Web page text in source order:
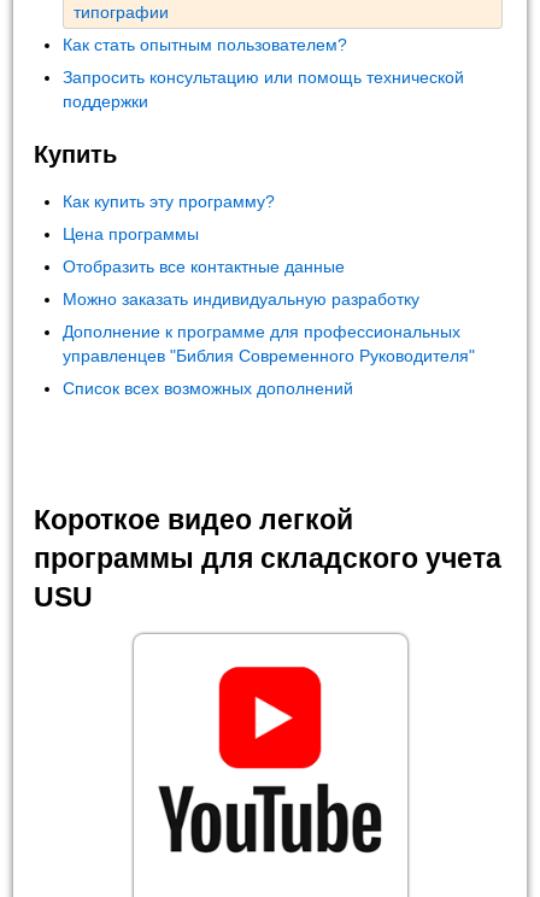
типографии
Как стать опытным пользователем?
Запросить консультацию или помощь технической
поддержки
Купить
Как купить эту программу?
Цена программы
Отобразить все контактные данные
Можно заказать индивидуальную разработку
Дополнение к программе для профессиональных
управленцев "Библия Современного Руководителя"
Список всех возможных дополнений
Короткое видео легкой
программы для складского учета
USU